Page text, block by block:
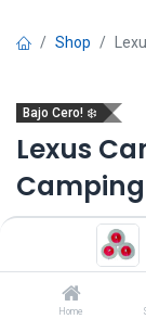
Home
Shop
Bajo Cero! ❄️
Lexus
Camping
(0
2.671,26 $